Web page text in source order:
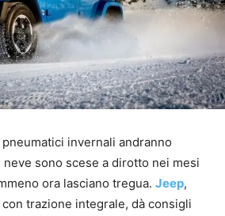
invernali andranno
sono scese a dirotto nei mesi
ora lasciano tregua. Jeep,
trazione integrale, dà consigli